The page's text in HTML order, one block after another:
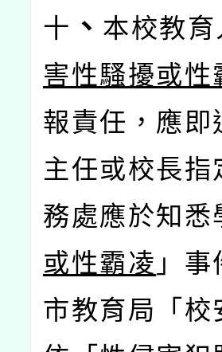
十 、 本校教
害性騷擾或性
報責任，應
主任或校長指
務處應於知悉
或性霸凌 」
市教育局「